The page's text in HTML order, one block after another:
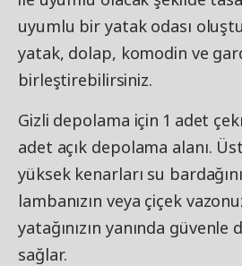
uyumlu bir yatak odası
yatak, dolap, komodin ve
birleştirebilirsiniz.
Gizli depolama için 1 adet
adet açık depolama alanı.
yüksek kenarları su
lambanızın veya çiçek
yatağınızın yanında güvenle
sağlar.